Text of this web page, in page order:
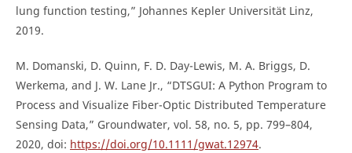
lung function testing,” Johannes Kepler Universität Linz,
2019.
M. Domanski, D. Quinn, F. D. Day-Lewis, M. A. Briggs, D.
Werkema, and J. W. Lane Jr., “DTSGUI: A Python Program to
Process and Visualize Fiber-Optic Distributed Temperature
Sensing Data,” Groundwater, vol. 58, no. 5, pp. 799–804,
2020, doi: https://doi.org/10.1111/gwat.12974.